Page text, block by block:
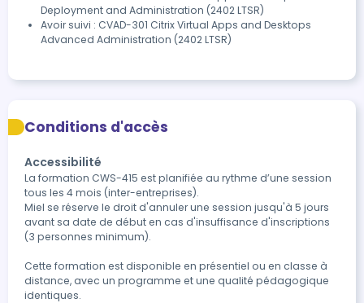
Deployment and Administration (2402 LTSR)
Avoir suivi : CVAD-301 Citrix Virtual Apps and Desktops
Advanced Administration (2402 LTSR)
Conditions d'accès
Accessibilité
La formation CWS-415 est planifiée au rythme d’une session
tous les 4 mois (inter-entreprises).
Miel se réserve le droit d'annuler une session jusqu'à 5 jours
avant sa date de début en cas d'insuffisance d'inscriptions
(3 personnes minimum).
Cette formation est disponible en présentiel ou en classe à
distance, avec un programme et une qualité pédagogique
identiques.